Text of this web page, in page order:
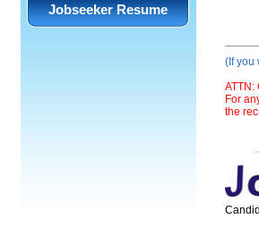
Jobseeker Resume
(If you
ATTN:
For
the